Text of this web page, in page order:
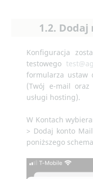
1.2.
Konfiguracja
testowego
formularza ustaw
(Twój e-mail oraz
usługi hosting).
W Kontach
> Dodaj konto
poniższego